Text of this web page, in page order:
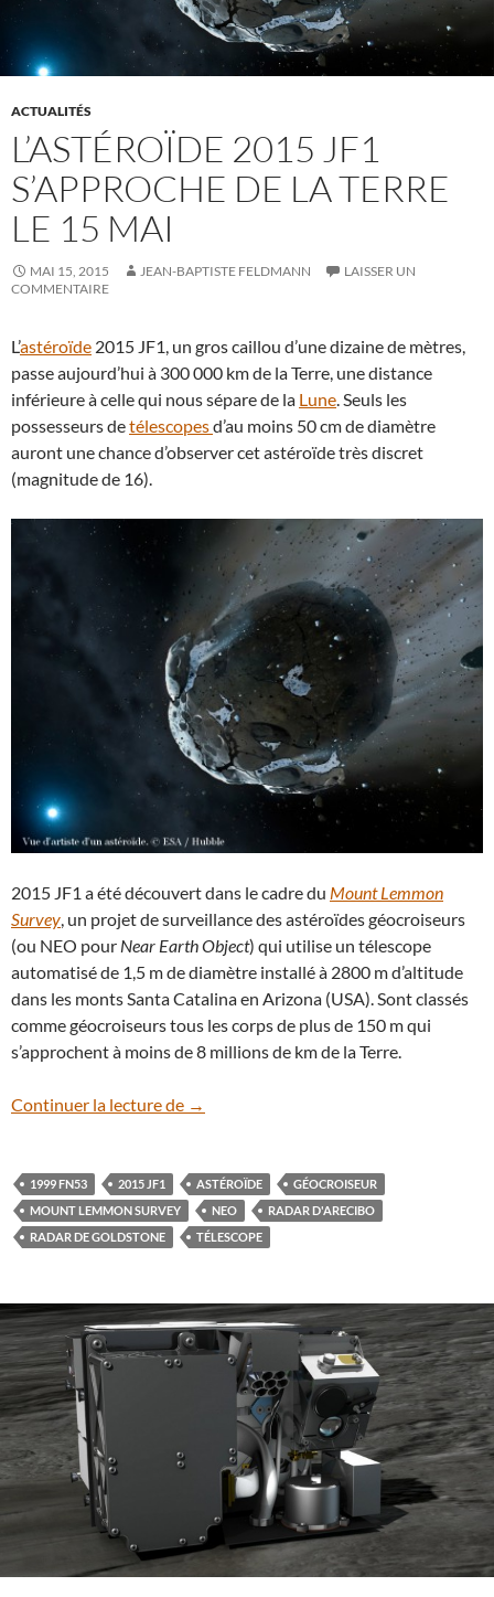
ACTUALITÉS
L’ASTÉROÏDE 2015 JF1
S’APPROCHE DE LA TERRE
LE 15 MAI
MAI 15, 2015 JEAN-BAPTISTE FELDMANN
LAISSER UN
COMMENTAIRE
L’astéroïde 2015 JF1, un gros caillou d’une dizaine de mètres,
passe aujourd’hui à 300 000 km de la Terre, une distance
inférieure à celle qui nous sépare de la Lune. Seuls les
possesseurs detélescopesd’au moins 50 cm de diamètre
auront une chance d’observer cet astéroïde très discret
(magnitude de 16).
2015 JF1 a été découvert dans le cadre du Mount Lemmon
Survey , un projet de surveillance des astéroïdes géocroiseurs
(ou NEO pour Near Earth Object) qui utilise un télescope
automatisé de 1,5 m de diamètre installé à 2800 m d’altitude
dans les monts Santa Catalina en Arizona (USA). Sont classés
comme géocroiseurs tous les corps de plus de 150 m qui
s’approchent à moins de 8 millions de km de la Terre.
Continuer la lecture de L’astéroïde 2015 JF1 s’approche de la
→
1999 FN53 2015 JF1 ASTÉROÏDE
GÉOCROISEUR
MOUNT LEMMON SURVEY
NEO
RADAR D'ARECIBO
RADAR DE GOLDSTONE
TÉLESCOPE